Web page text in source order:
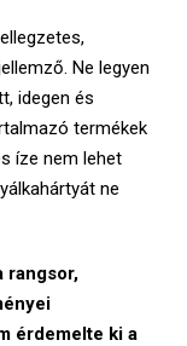
Ne legyen
idegen és
termékek
íze nem lehet
ne
rangsor,
érdemelte ki a